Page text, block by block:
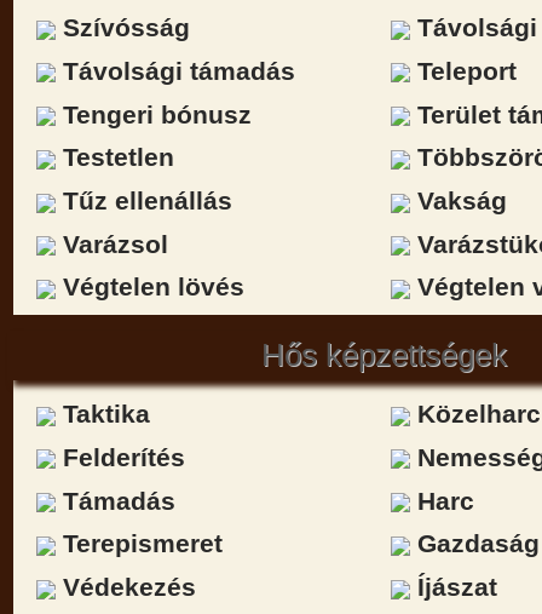
Szívósság
Távolsági támadás
Teleport
Tengeri bónusz
Terület
Testetlen
Tűz ellenállás
Vakság
Varázsol
Végtelen lövés
Végtelen
Hős képzettségek
Taktika
Közelharc
Felderítés
Támadás
Harc
Terepismeret
Gazdaság
Védekezés
Íjászat